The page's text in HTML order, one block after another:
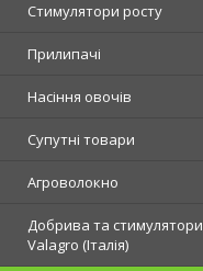
Стимулятори росту
Прилипачі
Насіння овочів
Супутні товари
Агроволокно
Добрива та стимулятори
Valagro (Італія)